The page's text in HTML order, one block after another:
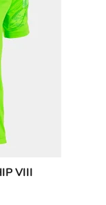
VIII